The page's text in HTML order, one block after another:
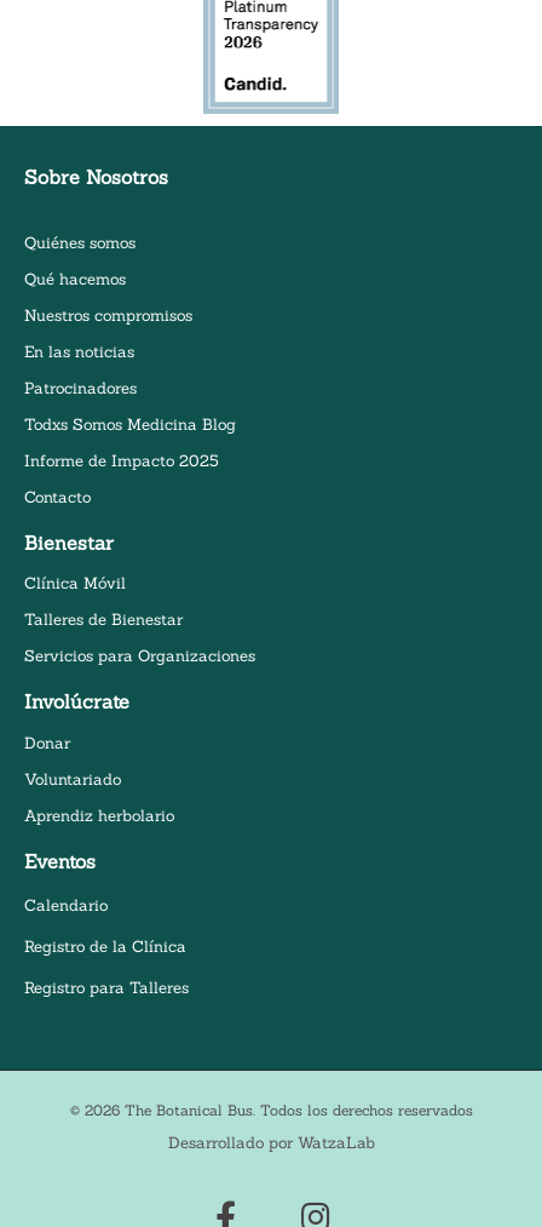
Sobre Nosotros
Quiénes somos
Qué hacemos
Nuestros compromisos
En las noticias
Patrocinadores
Todxs Somos Medicina Blog
Informe de Impacto 2025
Contacto
Bienestar
Clínica Móvil
Talleres de Bienestar
Servicios para Organizaciones
Involúcrate
Donar
Voluntariado
Aprendiz herbolario
Eventos
Calendario
Registro de la Clínica
Registro para Talleres
© 2026 The Botanical Bus. Todos los derechos reservados
Desarrollado por WatzaLab